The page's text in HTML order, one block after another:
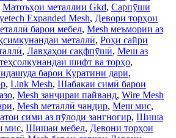
Матоъҳои металлии Gkd, Сарпӯши
Expanded Mesh, Девори торҳои
барои мебел, Mesh меъмории аз
металлӣ, Роҳи сайри
, Лавҳаҳои сақфпӯшӣ, Меш аз
шифт ва торҳо,
барои Куратини дари,
, Link Mesh, Шабакаи симӣ барои
, Mesh занҷираи пайванд, Wire Mesh
, Mesh металлӣ чандир, Меш мис,
сими аз пӯлоди зангногир, Шиша
мис, Шишаи мебел, Девони торҳои